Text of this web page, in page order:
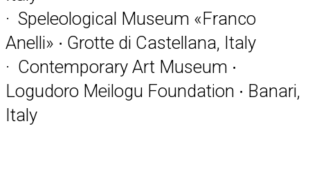
· Speleological Museum «Franco
Anelli» ∙ Grotte di Castellana, Italy
· Contemporary Art Museum ∙
Logudoro Meilogu Foundation ∙ Banari,
Italy